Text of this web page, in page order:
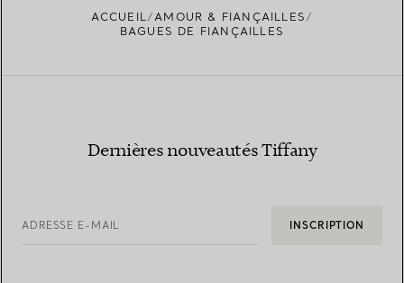
ACCUEIL
AMOUR & FIANÇAILLES
BAGUES DE FIANÇAILLES
Dernières nouveautés Tiffany
ADRESSE E-MAIL INSCRIPTION